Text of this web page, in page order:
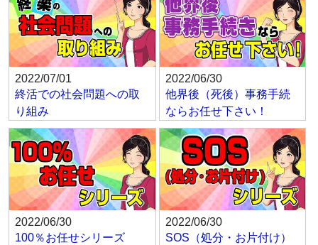
2022/07/01
終活での社会問題への取
り組み
2022/06/30
他界後（死後）事務手続
ならお任せ下さい！
2022/06/30
100％お任せシリーズ
2022/06/30
SOS（処分・お片付け）